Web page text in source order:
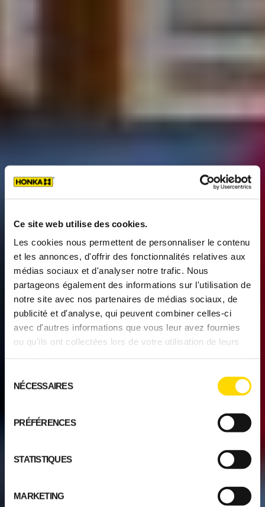
Ce site web utilise des cookies.
Les cookies nous permettent de personnaliser le contenu
et les annonces, d'offrir des fonctionnalités relatives aux
médias sociaux et d'analyser notre trafic. Nous
partageons également des informations sur l'utilisation de
notre site avec nos partenaires de médias sociaux, de
publicité et d'analyse, qui peuvent combiner celles-ci
avec d'autres informations que vous leur avez fournies
ou qu'ils ont collectées lors de votre utilisation de leurs
NÉCESSAIRES
PRÉFÉRENCES
STATISTIQUES
MARKETING